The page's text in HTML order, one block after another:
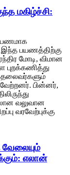
மகிழ்ச்சி:
இந்த பயணத்திற்கு
மோடி, விமான
புறக்கணித்து
தலைவர்களும்
பின்னர்,
வலுவான
வரவேற்புக்கு
எலான்